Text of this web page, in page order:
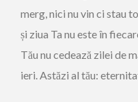
merg, nici nu vin ci stau
și ziua Ta nu este în
Tău nu cedează zilei de
ieri. Astăzi al tău: